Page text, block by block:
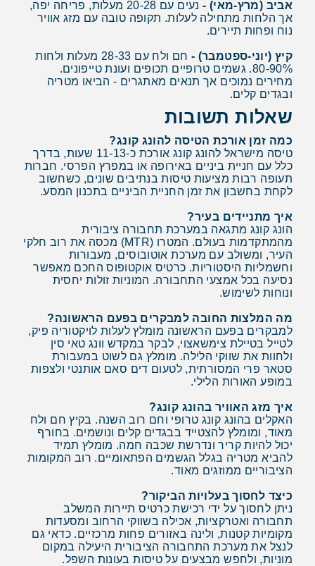
אביב (מרץ-מאי) -
נעים עם 20-28 מעלות, פריחה יפה,
אך הלחות מתחילה לעלות. תקופה טובה עם מזג אוויר
נוח ופחות תיירים.
קיץ (יוני-ספטמבר) -
חם ולח עם 28-33 מעלות ולחות
80-90%. גשמים טרופיים תכופים ועונת טייפונים.
מחירים נמוכים אך תנאים מאתגרים - הביאו מטריה
ובגדים קלים.
שאלות תשובות
כמה זמן אורכת הטיסה להונג קונג?
טיסה מישראל להונג קונג אורכת כ-11-13 שעות, בדרך
כלל עם חניית ביניים באירופה או במפרץ הפרסי. חברות
תעופה רבות מציעות טיסות בנתיבים שונים, כשחשוב
לקחת בחשבון את זמן החניית הביניים בתכנון המסע.
איך מתניידים בעיר?
הונג קונג מתגאה במערכת תחבורה ציבורית
מהמתקדמות בעולם. המטרו (MTR) מכסה את רוב חלקי
העיר, ומשולב עם מערכת אוטובוסים, מעבורות
וחשמליות היסטוריות. כרטיס אוקטופוס החכם מאפשר
נסיעה בכל אמצעי התחבורה. המוניות זולות יחסית
ונוחות לשימוש.
מה המלצות החובה למבקרים בפעם הראשונה?
למבקרים בפעם הראשונה מומלץ לעלות לויקטוריה פיק,
לטייל בטיילת צימשאצוי, לבקר במקדש וונג טאי סין
ולחוות את שווקי הלילה. מומלץ גם לשוט במעבורת
סטאר פרי המסורתית, לטעום דים סאם אותנטי ולצפות
במופע האורות הלילי.
איך מזג האוויר בהונג קונג?
האקלים בהונג קונג טרופי וחם רוב השנה. בקיץ חם ולח
מאוד, ומומלץ להצטייד בבגדים קלים ונושמים. בחורף
יכול להיות קריר ונדרשת שכבה חמה. מומלץ תמיד
להביא מטריה בגלל הגשמים הפתאומיים. רוב המקומות
הציבוריים ממוזגים מאוד.
כיצד לחסוך בעלויות הביקור?
ניתן לחסוך על ידי רכישת כרטיס תיירות המשלב
תחבורה ואטרקציות, אכילה בשווקי הרחוב ומסעדות
מקומיות קטנות, ולינה באזורים פחות מרכזיים. כדאי גם
לנצל את מערכת התחבורה הציבורית היעילה במקום
מוניות, ולחפש מבצעים על טיסות בעונות השפל.